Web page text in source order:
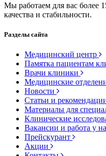
Мы работаем для вас более
качества и стабильности.
Разделы сайта
Медицинский центр
Памятка пациентам
Врачи клиники
Медицинские
Новости
Статьи и
Материалы для
Клинические
Вакансии и работа у
Прейскурант
Акции